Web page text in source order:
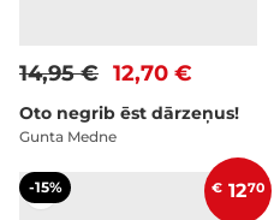
12,70 €
14,95 €
Oto negrib ēst dārzeņus!
Gunta Medne
-15% € 1270